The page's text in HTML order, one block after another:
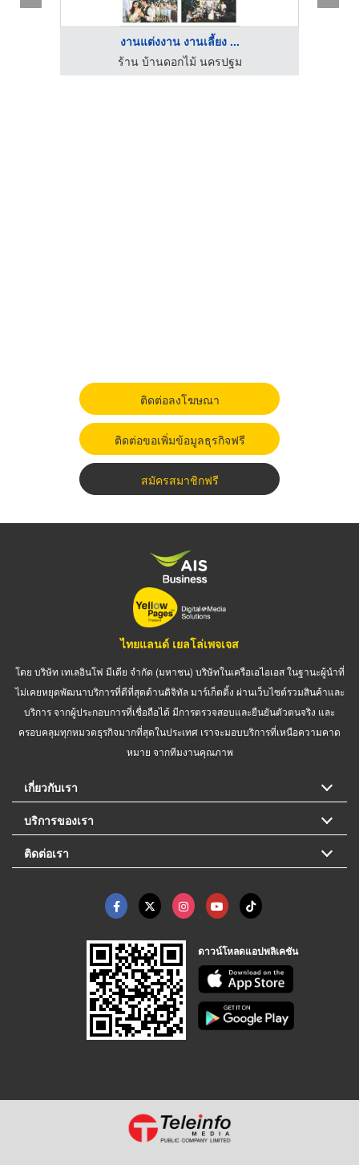
งานแต่งงาน งานเลี้ยง ...
ร้าน บ้านดอกไม้ นครปฐม
ติดต่อลงโฆษณา
ติดต่อขอเพิ่มข้อมูลธุรกิจฟรี
สมัครสมาชิกฟรี
ไทยแลนด์ เยลโล่เพจเจส
โดย บริษัท เทเลอินโฟ มีเดีย จำกัด (มหาชน) บริษัทในเครือเอไอเอส ในฐานะผู้นำที่
ไม่เคยหยุดพัฒนาบริการที่ดีที่สุดด้านดิจิทัล มาร์เก็ตติ้ง ผ่านเว็บไซต์รวมสินค้าและ
บริการ จากผู้ประกอบการที่เชื่อถือได้ มีการตรวจสอบและยืนยันตัวตนจริง และ
ครอบคลุมทุกหมวดธุรกิจมากที่สุดในประเทศ เราจะมอบบริการที่เหนือความคาด
หมาย จากทีมงานคุณภาพ
เกี่ยวกับเรา
บริการของเรา
ติดต่อเรา
ดาวน์โหลดแอปพลิเคชัน